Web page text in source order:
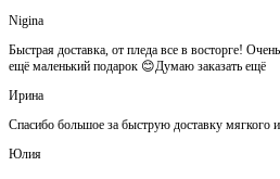
Nigina
Быстрая доставка, от пледа все в восторге!
ещё маленький подарок 😊Думаю заказать ещё
Ирина
Спасибо большое за быструю доставку
Юлия